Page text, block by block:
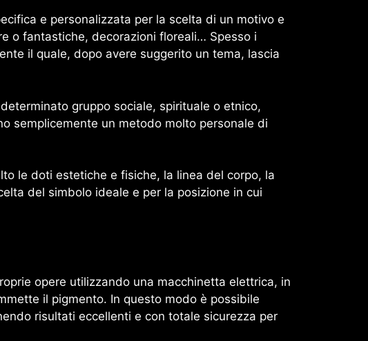
e personalizzata per la scelta di un motivo e
o fantastiche, decorazioni floreali… Spesso i
il quale, dopo avere suggerito un tema, lascia
gruppo sociale, spirituale o etnico,
semplicemente un metodo molto personale di
le doti estetiche e fisiche, la linea del corpo, la
del simbolo ideale e per la posizione in cui
opere utilizzando una macchinetta elettrica, in
il pigmento. In questo modo è possibile
risultati eccellenti e con totale sicurezza per